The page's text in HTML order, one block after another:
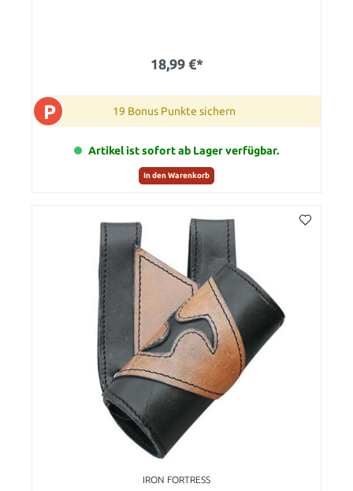
18,99 €*
P 19 Bonus Punkte sichern
Artikel ist sofort ab Lager verfügbar.
In den Warenkorb
IRON FORTRESS